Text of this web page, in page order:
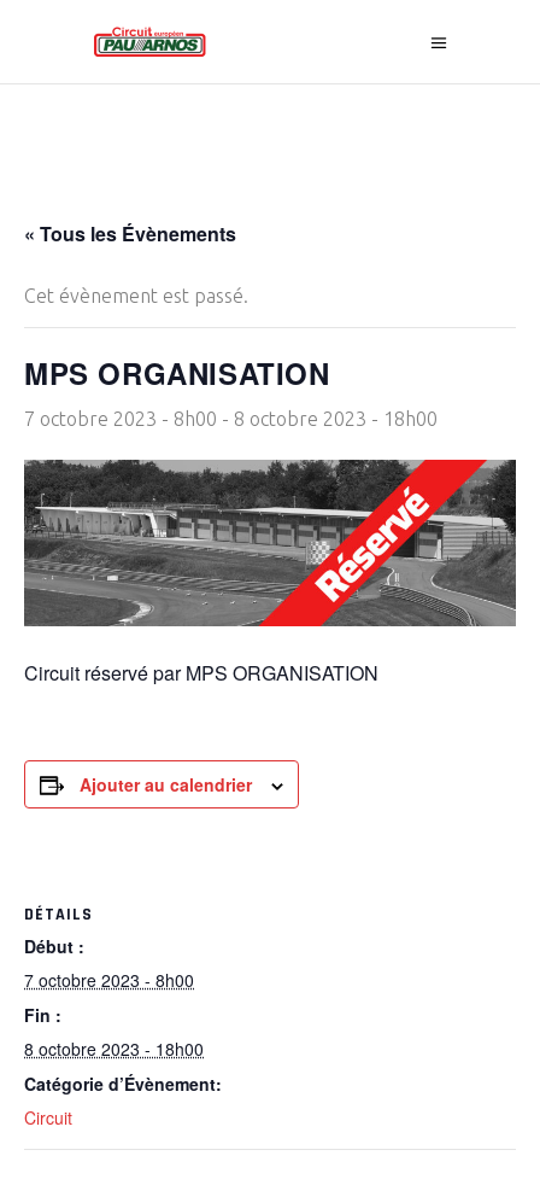
« Tous les Évènements
Cet évènement est passé.
MPS ORGANISATION
7 octobre 2023 - 8h00 - 8 octobre 2023 - 18h00
Circuit réservé par MPS ORGANISATION
Ajouter au calendrier
DÉTAILS
Début :
7 octobre 2023 - 8h00
Fin :
8 octobre 2023 - 18h00
Catégorie d’Évènement:
Circuit